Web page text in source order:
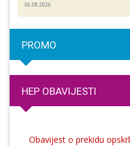
06.08.2026
PROMO
HEP OBAVIJESTI
Obavijest o prekidu